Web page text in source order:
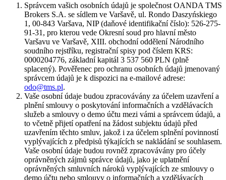
Správcem vašich osobních údajů je společnost OANDA TMS
Brokers S.A. se sídlem ve Varšavě, ul. Rondo Daszyńskiego
1, 00-843 Varšava, NIP (daňové identifikační číslo): 526-275-
91-31, pro kterou vede Okresní soud pro hlavní město
Varšavu ve Varšavě, XIII. obchodní oddělení Národního
soudního rejstříku, registrační spisy pod číslem KRS:
0000204776, základní kapitál 3 537 560 PLN (plně
splacený). Pověřenec pro ochranu osobních údajů jmenovaný
správcem údajů je k dispozici na e-mailové adrese:
odo@tms.pl.
Vaše osobní údaje budou zpracovávány za účelem uzavření a
plnění smlouvy o poskytování informačních a vzdělávacích
služeb a smlouvy o demo účtu mezi vámi a správcem údajů, a
to včetně přijetí opatření na žádost subjektu údajů před
uzavřením těchto smluv, jakož i za účelem splnění povinností
vyplývajících z předpisů týkajících se nakládání se souhlasem.
Vaše osobní údaje budou rovněž zpracovávány pro účely
oprávněných zájmů správce údajů, jako je uplatnění
oprávněných smluvních nároků vyplývajících ze smlouvy o
demo účtu nebo smlouvy o informačních a vzdělávacích